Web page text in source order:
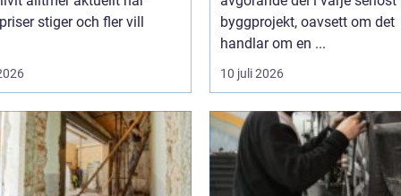
stiger och fler vill
byggprojekt, oavsett om det
handlar om en ...
10 juli 2026